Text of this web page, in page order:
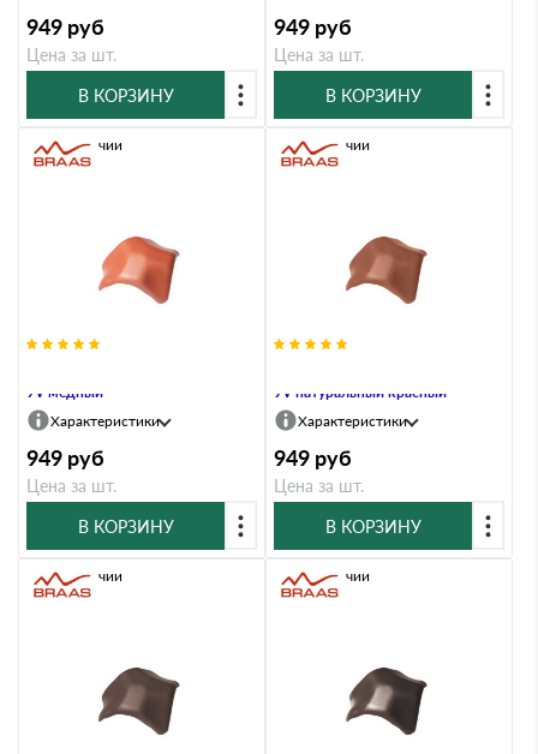
949 руб
Цена за шт.
В КОРЗИНУ
949 руб
Цена за шт.
В КОРЗИНУ
9V медный
В наличии
Характеристики
949 руб
Цена за шт.
В КОРЗИНУ
9V натуральный красный
В наличии
Характеристики
949 руб
Цена за шт.
В КОРЗИНУ
В наличии В наличии